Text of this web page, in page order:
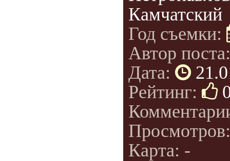
Камчатский
Год съемки:
Автор
Дата:
Рейтинг:
Карта: -